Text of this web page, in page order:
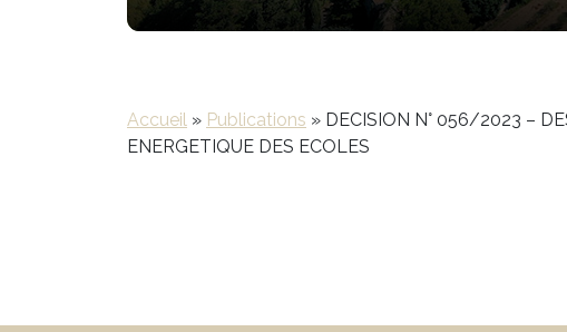
Accueil » Publications » DECISION N° 056/2023 –
ENERGETIQUE DES ECOLES